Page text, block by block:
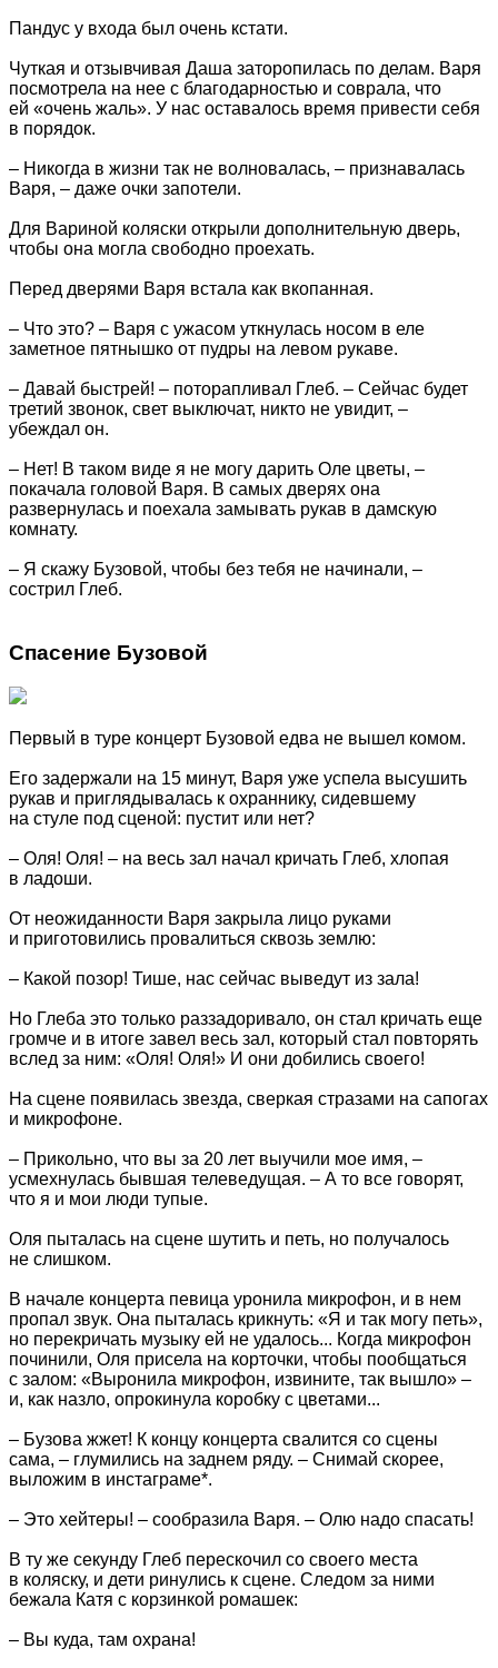
Пандус у входа был очень кстати.
Чуткая и отзывчивая Даша заторопилась по делам. Варя
посмотрела на нее с благодарностью и соврала, что
ей «очень жаль». У нас оставалось время привести себя
в порядок.
– Никогда в жизни так не волновалась, – признавалась
Варя, – даже очки запотели.
Для Вариной коляски открыли дополнительную дверь,
чтобы она могла свободно проехать.
Перед дверями Варя встала как вкопанная.
– Что это? – Варя с ужасом уткнулась носом в еле
заметное пятнышко от пудры на левом рукаве.
– Давай быстрей! – поторапливал Глеб. – Сейчас будет
третий звонок, свет выключат, никто не увидит, –
убеждал он.
– Нет! В таком виде я не могу дарить Оле цветы, –
покачала головой Варя. В самых дверях она
развернулась и поехала замывать рукав в дамскую
комнату.
– Я скажу Бузовой, чтобы без тебя не начинали, –
сострил Глеб.
Спасение Бузовой
Первый в туре концерт Бузовой едва не вышел комом.
Его задержали на 15 минут, Варя уже успела высушить
рукав и приглядывалась к охраннику, сидевшему
на стуле под сценой: пустит или нет?
– Оля! Оля! – на весь зал начал кричать Глеб, хлопая
в ладоши.
От неожиданности Варя закрыла лицо руками
и приготовились провалиться сквозь землю:
– Какой позор! Тише, нас сейчас выведут из зала!
Но Глеба это только раззадоривало, он стал кричать еще
громче и в итоге завел весь зал, который стал повторять
вслед за ним: «Оля! Оля!» И они добились своего!
На сцене появилась звезда, сверкая стразами на сапогах
и микрофоне.
– Прикольно, что вы за 20 лет выучили мое имя, –
усмехнулась бывшая телеведущая. – А то все говорят,
что я и мои люди тупые.
Оля пыталась на сцене шутить и петь, но получалось
не слишком.
В начале концерта певица уронила микрофон, и в нем
пропал звук. Она пыталась крикнуть: «Я и так могу петь»,
но перекричать музыку ей не удалось... Когда микрофон
починили, Оля присела на корточки, чтобы пообщаться
с залом: «Выронила микрофон, извините, так вышло» –
и, как назло, опрокинула коробку с цветами...
– Бузова жжет! К концу концерта свалится со сцены
сама, – глумились на заднем ряду. – Снимай скорее,
выложим в инстаграме*.
– Это хейтеры! – сообразила Варя. – Олю надо спасать!
В ту же секунду Глеб перескочил со своего места
в коляску, и дети ринулись к сцене. Следом за ними
бежала Катя с корзинкой ромашек:
– Вы куда, там охрана!